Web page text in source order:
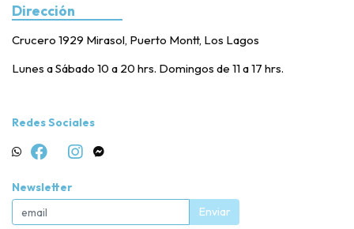
Dirección
Crucero 1929 Mirasol, Puerto Montt, Los Lagos
Lunes a Sábado 10 a 20 hrs. Domingos de 11 a 17 hrs.
Redes Sociales
Newsletter
Enviar